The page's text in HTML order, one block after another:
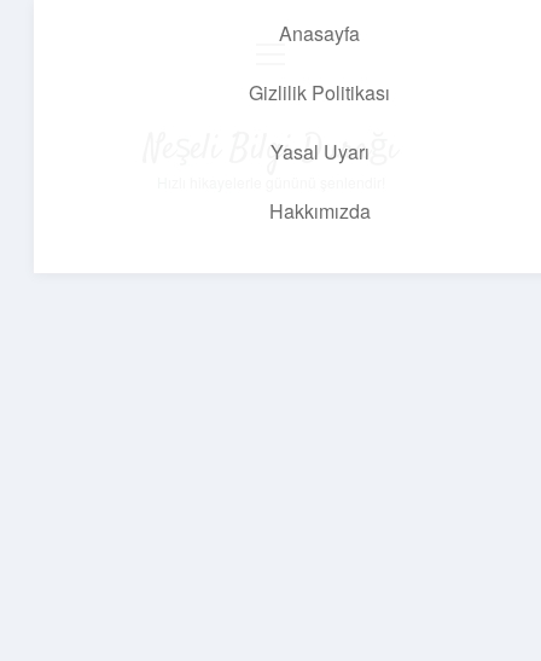
Anasayfa
Gizlilik Politikası
Yasal Uyarı
Hakkımızda
Neşeli Bilgi Durağı